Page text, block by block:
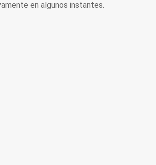
en algunos instantes.